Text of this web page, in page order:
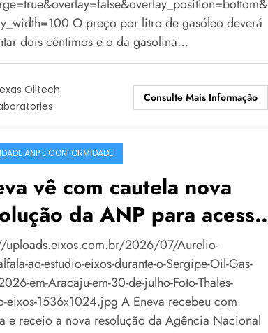
O preço por litro de gasóleo deverá
dois cêntimos e o da gasolina…
Oiltech
Consulte Mais Informação
ANP E CONFORMIDADE
vê com cautela nova
da ANP para acesso
de GNL
uploads.eixos.com.br/2026/07/Aurelio-
ao-estudio-eixos-durante-o-Sergipe-Oil-Gas-
em-Aracaju-em-30-de-julho-Foto-Thales-
eixos-1536x1024.jpg A Eneva recebeu com
e receio a nova resolução da Agência Nacional